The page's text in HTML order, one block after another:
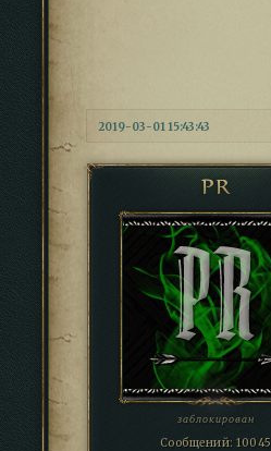
2019-03-01 15:43:43
PR
заблокирован
Сообщений: 10045